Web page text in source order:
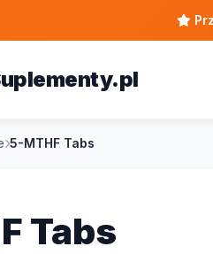
5-MTHF Tabs
Tabs